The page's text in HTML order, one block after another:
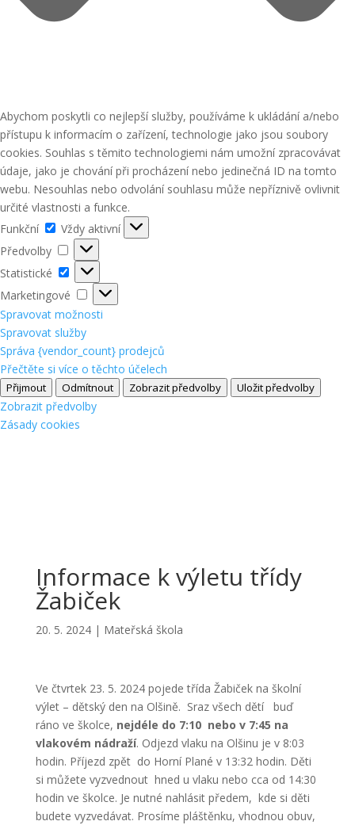
Abychom poskytli co nejlepší služby, používáme k ukládání a/nebo
přístupu k informacím o zařízení, technologie jako jsou soubory
cookies. Souhlas s těmito technologiemi nám umožní zpracovávat
údaje, jako je chování při procházení nebo jedinečná ID na tomto
webu. Nesouhlas nebo odvolání souhlasu může nepříznivě ovlivnit
určité vlastnosti a funkce.
Funkční
Funkční
Vždy aktivní
Předvolby
Předvolby
Statistické
Statistické
Marketingové
Marketingové
Spravovat možnosti
Spravovat služby
Správa {vendor_count} prodejců
Přečtěte si více o těchto účelech
Přijmout Odmítnout Zobrazit předvolby Uložit předvolby
Zobrazit předvolby
Zásady cookies
Informace k výletu třídy
Žabiček
20. 5. 2024| Mateřská škola
Ve čtvrtek 23. 5. 2024 pojede třída Žabiček na školní
výlet – dětský den na Olšině. Sraz všech dětí buď
ráno ve školce, nejdéle do 7:10 nebo v 7:45 na
vlakovém nádraží. Odjezd vlaku na Olšinu je v 8:03
hodin. Příjezd zpět do Horní Plané v 13:32 hodin. Děti
si můžete vyzvednout hned u vlaku nebo cca od 14:30
hodin ve školce. Je nutné nahlásit předem, kde si děti
budete vyzvedávat. Prosíme pláštěnku, vhodnou obuv,